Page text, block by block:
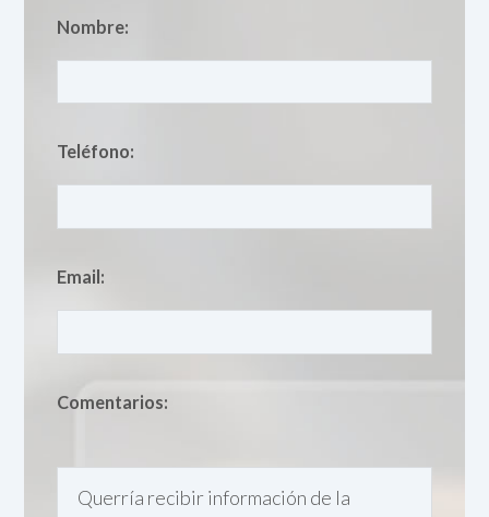
Nombre:
Teléfono:
Email:
Comentarios: